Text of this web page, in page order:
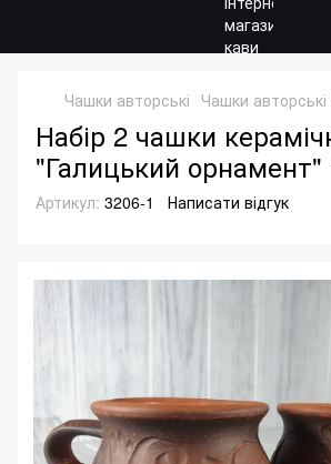
Чашки авторські Чашки
Набір 2 чашки
"Галицький
Артикул: 3206-1 Написати відгук